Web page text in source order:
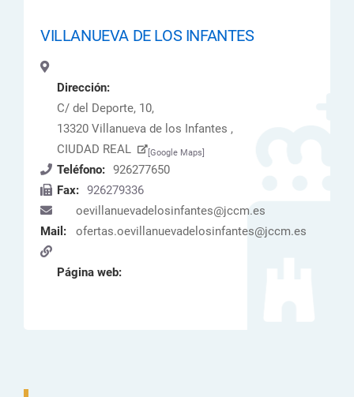
VILLANUEVA DE LOS INFANTES
Dirección:
C/ del Deporte, 10,
13320 Villanueva de los Infantes ,
CIUDAD REAL
[Google Maps]
Teléfono: 926277650
Fax: 926279336
Mail:
oevillanuevadelosinfantes@jccm.es
ofertas.oevillanuevadelosinfantes@jccm.es
Página web: